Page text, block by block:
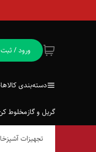
ورود /
دسته‌بندی کالاها
گریل و گازمخلوط
تجهیزات